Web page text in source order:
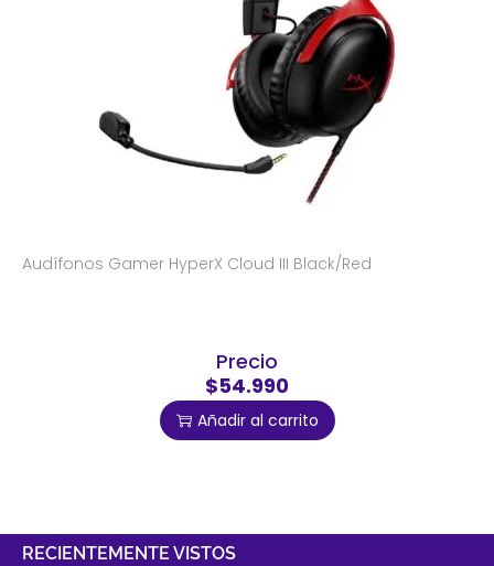
Audífonos Gamer HyperX Cloud III Black/Red
Precio
$54.990
Añadir al carrito
RECIENTEMENTE VISTOS